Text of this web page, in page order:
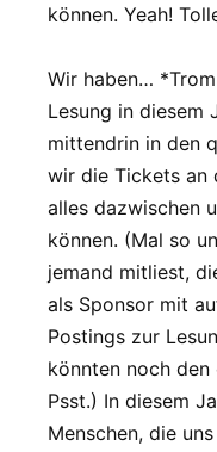
können. Yeah!
Wir haben…
Lesung in diesem
mittendrin in den
wir die Tickets an
alles dazwischen
können. (Mal so
jemand mitliest,
als Sponsor mit
Postings zur
könnten noch den
Psst.) In diesem
Menschen, die